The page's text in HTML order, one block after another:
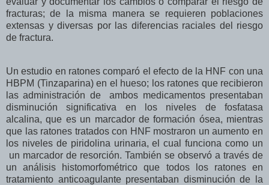
fracturas; de la misma manera se requieren poblaciones
extensas y diversas por las diferencias raciales del riesgo
de fractura.
Un estudio en ratones comparó el efecto de la HNF con una
HBPM (Tinzaparina) en el hueso; los ratones que recibieron
las administración de ambos medicamentos presentaban
disminución significativa en los niveles de fosfatasa
alcalina, que es un marcador de formación ósea, mientras
que las ratones tratados con HNF mostraron un aumento en
los niveles de piridolina urinaria, el cual funciona como un
un marcador de resorción. También se observó a través de
un análisis histomorfométrico que todos los ratones en
tratamiento anticoagulante presentaban disminución de la